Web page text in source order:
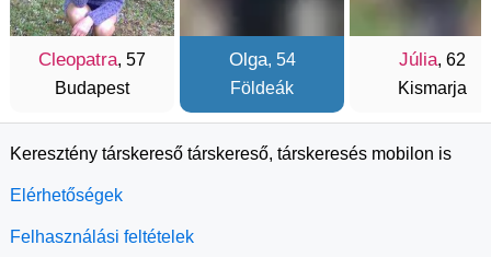
Cleopatra, 57
Budapest
Olga, 54
Földeák
Júlia, 62
Kismarja
Keresztény társkereső társkereső, társkeresés mobilon is
Elérhetőségek
Felhasználási feltételek